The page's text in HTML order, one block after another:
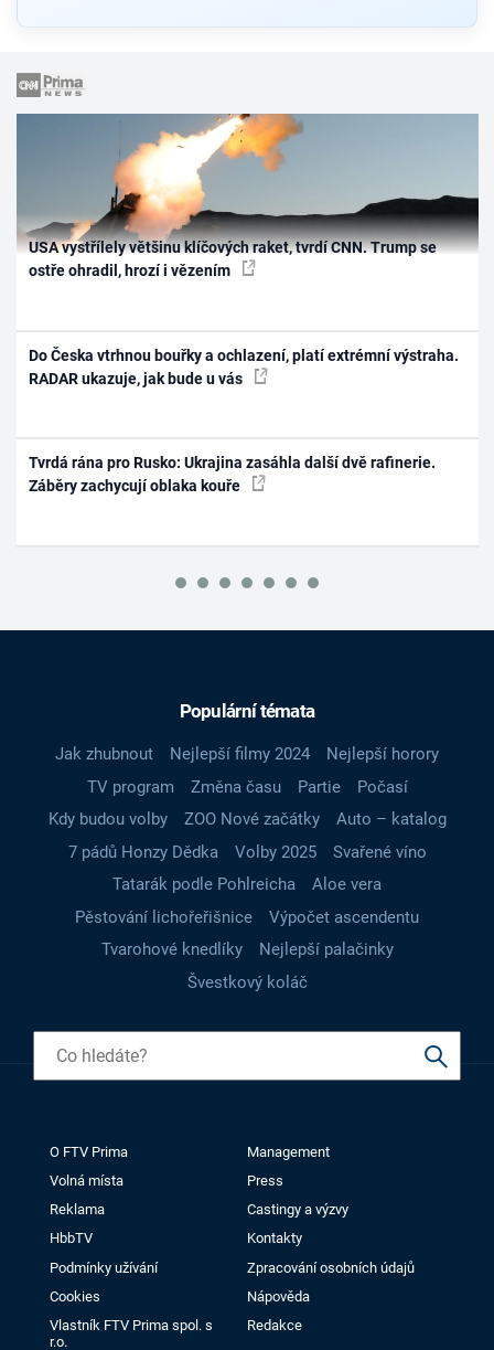
USA vystřílely většinu klíčových raket, tvrdí CNN. Trump se
ostře ohradil, hrozí i vězením
Do Česka vtrhnou bouřky a ochlazení, platí extrémní výstraha.
RADAR ukazuje, jak bude u vás
Tvrdá rána pro Rusko: Ukrajina zasáhla další dvě rafinerie.
Záběry zachycují oblaka kouře
Populární témata
Jak zhubnout Nejlepší filmy 2024
Nejlepší horory
TV program
Změna času Partie
Počasí
Kdy budou volby
ZOO Nové začátky
Auto – katalog
7 pádů Honzy Dědka
Volby 2025
Svařené víno
Tatarák podle Pohlreicha
Aloe vera
Pěstování lichořeřišnice
Výpočet ascendentu
Tvarohové knedlíky
Nejlepší palačinky
Švestkový koláč
O FTV Prima
Management
Volná místa
Press
Reklama
Castingy a výzvy
HbbTV
Kontakty
Podmínky užívání
Zpracování osobních údajů
Cookies
Nápověda
Vlastník FTV Prima spol. s
r.o.
Redakce